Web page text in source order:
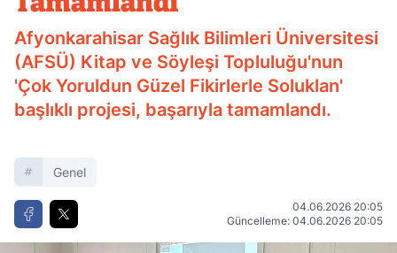
Afyonkarahisar Sağlık Bilimleri Üniversitesi
(AFSÜ) Kitap ve Söyleşi Topluluğu'nun
'Çok Yoruldun Güzel Fikirlerle Soluklan'
başlıklı projesi, başarıyla tamamlandı.
Genel
04.06.2026 20:05
Güncelleme: 04.06.2026 20:05